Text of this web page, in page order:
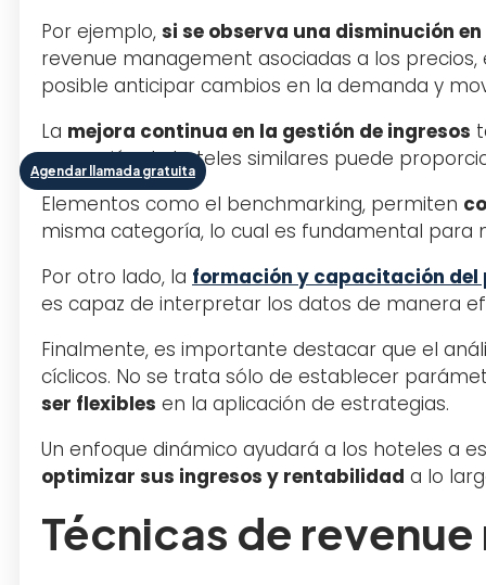
Agendar llamada gratuita
Por ejemplo, si se observa una disminución en
revenue management asociadas a los
posible anticipar cambios en la demanda y
La mejora continua en la gestión de ingresos
ocupación de hoteles similares puede
Elementos como el benchmarking, permiten
misma categoría, lo cual es fundamental para
Por otro lado, la formación y capacitación del
es capaz de interpretar los datos de manera
Finalmente, es importante destacar que el
cíclicos. No se trata sólo de establecer
ser flexibles en la aplicación de estrategias.
Un enfoque dinámico ayudará a los hoteles a
optimizar sus ingresos y rentabilidad a lo
Técnicas de